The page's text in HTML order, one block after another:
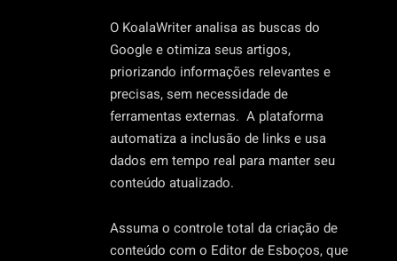
O KoalaWriter analisa as buscas do
Google e otimiza seus artigos,
priorizando informações relevantes e
precisas, sem necessidade de
ferramentas externas. A plataforma
automatiza a inclusão de links e usa
dados em tempo real para manter seu
conteúdo atualizado.
Assuma o controle total da criação de
conteúdo com o Editor de Esboços, que